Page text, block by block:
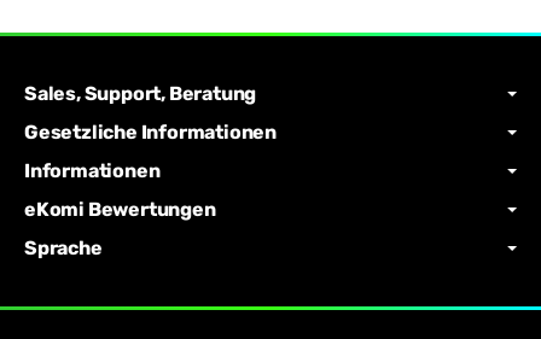
Sales, Support, Beratung
Gesetzliche Informationen
Informationen
eKomi Bewertungen
Sprache